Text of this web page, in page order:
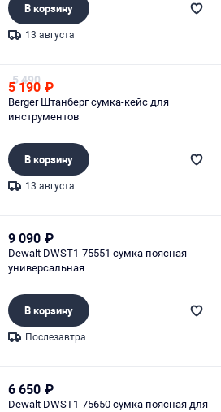
В корзину
13 августа
5 490
5 190 ₽
Berger Штанберг сумка-кейс для
инструментов
В корзину
13 августа
9 090 ₽
Dewalt DWST1-75551 сумка поясная
универсальная
В корзину
Послезавтра
6 650 ₽
Dewalt DWST1-75650 сумка поясная для